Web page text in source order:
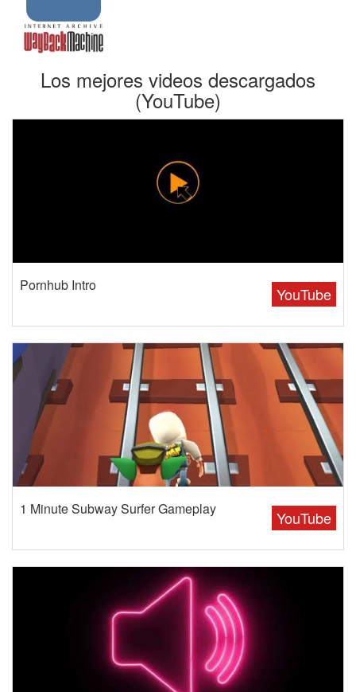
Los mejores videos descargados
(YouTube)
YouTube
Pornhub Intro
YouTube
1 Minute Subway Surfer Gameplay